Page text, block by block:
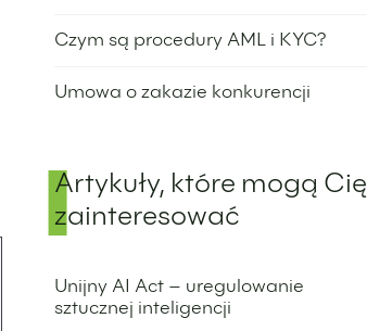
Czym są procedury AML i KYC?
Umowa o zakazie konkurencji
Artykuły, które mogą Cię
zainteresować
Unijny AI Act – uregulowanie
sztucznej inteligencji